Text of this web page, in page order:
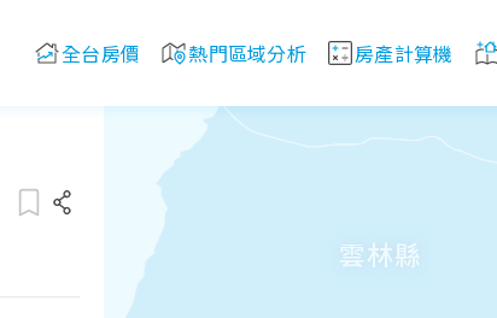
全台房價 熱門區域分析 房產計算機
雲林縣